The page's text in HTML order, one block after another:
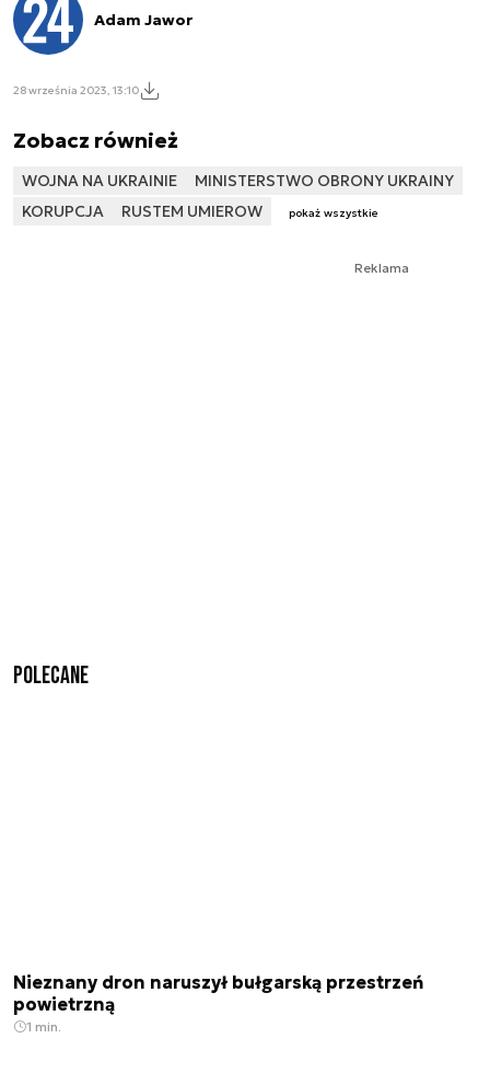
Adam Jawor
28 września 2023, 13:10
Zobacz również
WOJNA NA UKRAINIE
MINISTERSTWO OBRONY UKRAINY
KORUPCJA
RUSTEM UMIEROW pokaż wszystkie
Reklama
Polecane
Nieznany dron naruszył bułgarską przestrzeń
powietrzną
1 min.